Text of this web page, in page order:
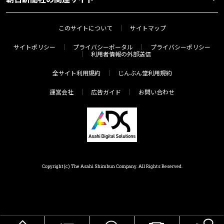
このサイトについて サイトマップ
サイトポリシー プライバシーポータル
プライバシーポリシー
利用者情報の外部送信
全サイト利用規約 じんぶん堂利用規約
運営会社 広告ガイド お問い合わせ
Copyright(c) The Asahi Shimbun Company. All Rights Reserved.